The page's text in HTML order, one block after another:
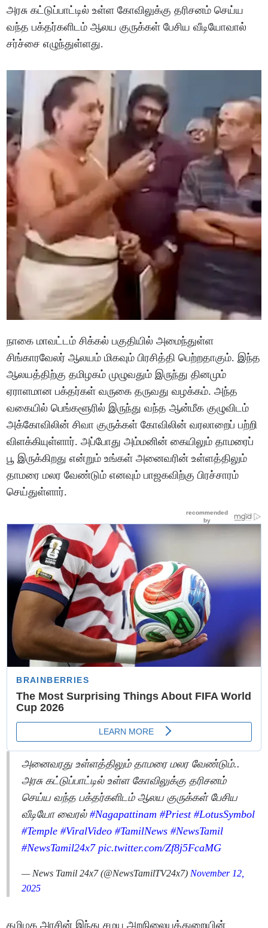
அரசு கட்டுப்பாட்டில் உள்ள கோவிலுக்கு தரிசனம் செய்ய
வந்த பக்தர்களிடம் ஆலய குருக்கள் பேசிய வீடியோவால்
சர்ச்சை எழுந்துள்ளது.
நாகை மாவட்டம் சிக்கல் பகுதியில் அமைந்துள்ள
சிங்காரவேலர் ஆலயம் மிகவும் பிரசித்தி பெற்றதாகும். இந்த
ஆலயத்திற்கு தமிழகம் முழுவதும் இருந்து தினமும்
ஏராளமான பக்தர்கள் வருகை தருவது வழக்கம். அந்த
வகையில் பெங்களூரில் இருந்து வந்த ஆன்மீக குழுவிடம்
அக்கோவிலின் சிவா குருக்கள் கோவிலின் வரலாறைப் பற்றி
விளக்கியுள்ளார். அப்போது அம்மனின் கையிலும் தாமரைப்
பூ இருக்கிறது என்றும் உங்கள் அனைவரின் உள்ளத்திலும்
தாமரை மலர வேண்டும் எனவும் பாஜகவிற்கு பிரச்சாரம்
செய்துள்ளார்.
அனைவரது உள்ளத்திலும் தாமரை மலர வேண்டும்..
அரசு கட்டுப்பாட்டில் உள்ள கோவிலுக்கு தரிசனம்
செய்ய வந்த பக்தர்களிடம் ஆலய குருக்கள் பேசிய
வீடியோ வைரல்#Nagapattinam #Priest #LotusSymbol
#Temple #ViralVideo #TamilNews #NewsTamil
#NewsTamil24x7 pic.twitter.com/Zf8j5FcaMG
— News Tamil 24x7 (@NewsTamilTV24x7) November 12,
2025
தமிழக அரசின் இந்து சமய அறநிலையத்துறையின்